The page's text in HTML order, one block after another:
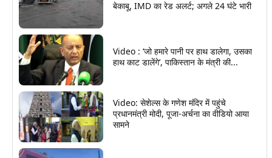
बेकाबू, IMD का रेड अलर्ट; अगले 24 घंटे भारी
Video : ‘जो हमारे पानी पर हाथ डालेगा, उसका
हाथ काट डालेंगे’, पाकिस्तान के मंत्री की...
Video: सेशेल्स के गणेश मंदिर में पहुंचे
प्रधानमंत्री मोदी, पूजा-अर्चना का वीडियो आया
सामने